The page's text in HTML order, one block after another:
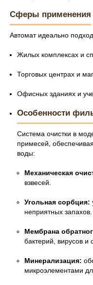
Сферы применения
Автомат идеально
Жилых комплексах и
Торговых центрах и
Офисных зданиях и
Особенности
Система очистки в
примесей,
воды:
Механическая
взвесей.
Угольная сорбция:
неприятных запахов.
Мембрана
бактерий, вирусов и
Минерализация:
микроэлементами